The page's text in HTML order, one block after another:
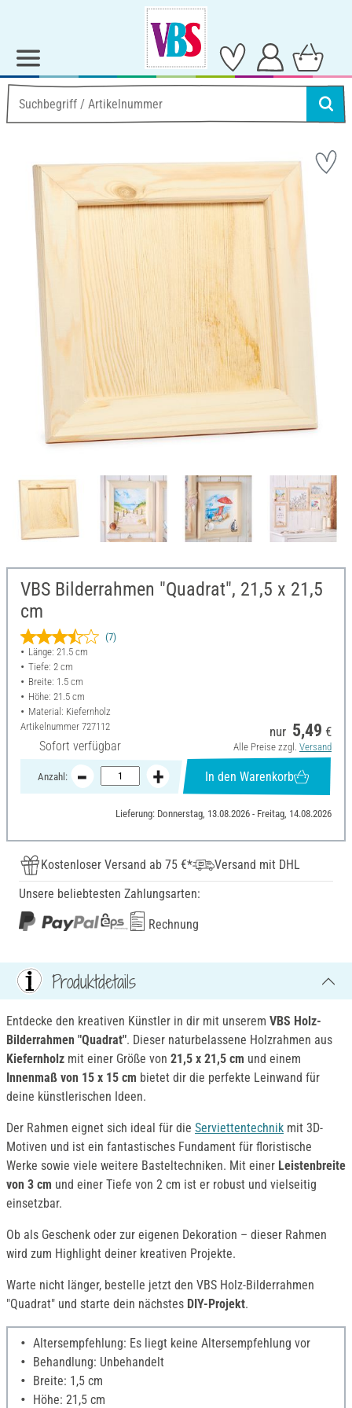
VBS Bilderrahmen "Quadrat", 21,5 x 21,5
cm
(7)
Länge: 21.5 cm
Tiefe: 2 cm
Breite: 1.5 cm
Höhe: 21.5 cm
Material: Kiefernholz
Artikelnummer 727112
Sofort verfügbar
nur 5,49 €
Alle Preise zzgl. Versand
Anzahl: In den Warenkorb
Lieferung: Donnerstag, 13.08.2026 - Freitag, 14.08.2026
Kostenloser Versand ab 75 €*
Versand mit DHL
Unsere beliebtesten Zahlungsarten:
Rechnung
Produktdetails
Entdecke den kreativen Künstler in dir mit unserem VBS Holz-
Bilderrahmen "Quadrat". Dieser naturbelassene Holzrahmen aus
Kiefernholz mit einer Größe von 21,5 x 21,5 cm und einem
Innenmaß von 15 x 15 cm bietet dir die perfekte Leinwand für
deine künstlerischen Ideen.
Der Rahmen eignet sich ideal für die Serviettentechnik mit 3D-
Motiven und ist ein fantastisches Fundament für floristische
Werke sowie viele weitere Basteltechniken. Mit einer Leistenbreite
von 3 cm und einer Tiefe von 2 cm ist er robust und vielseitig
einsetzbar.
Ob als Geschenk oder zur eigenen Dekoration – dieser Rahmen
wird zum Highlight deiner kreativen Projekte.
Warte nicht länger, bestelle jetzt den VBS Holz-Bilderrahmen
"Quadrat" und starte dein nächstes DIY-Projekt.
Altersempfehlung: Es liegt keine Altersempfehlung vor
Behandlung: Unbehandelt
Breite: 1,5 cm
Höhe: 21,5 cm